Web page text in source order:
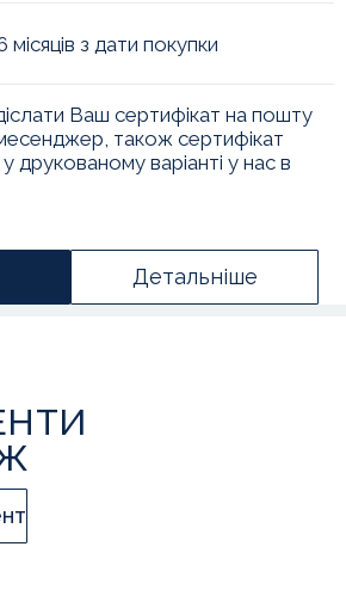
місяців з дати покупки
Ваш сертифікат на пошту
також сертифікат
друкованому варіанті у нас в
Детальніше